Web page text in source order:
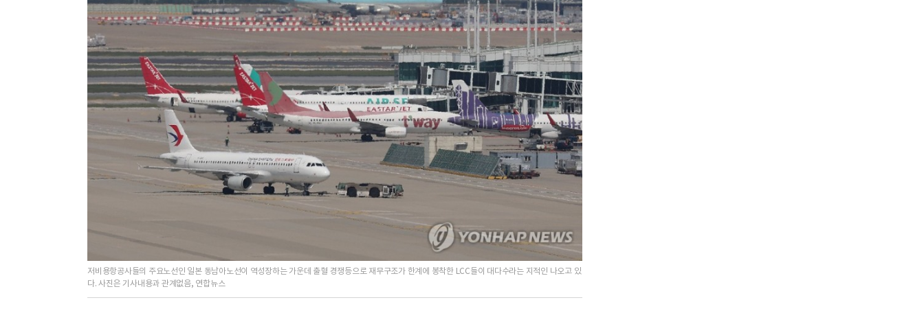
저비용항공사들의 주요노선인 일본 동남아노선이 역성장하는 가운데 출혈 경쟁등으로 재무구조가 한계에 봉착한 LCC들이 대다수라는 지적인 나오고 있
다. 사진은 기사내용과 관계없음, 연합뉴스